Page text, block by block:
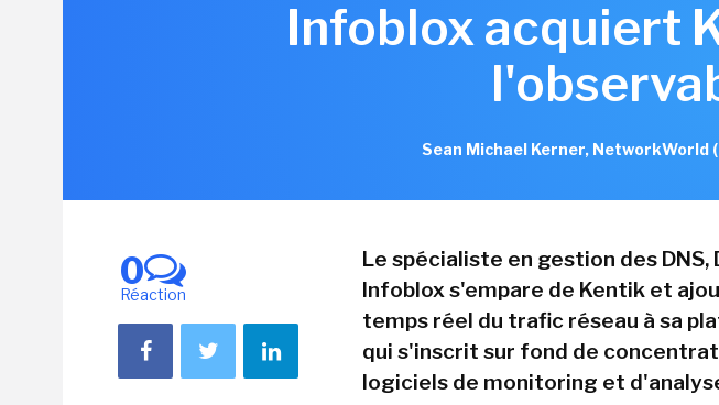
Infoblox acquiert
Sean Michael Kerner, NetworkWorld
0
Réaction
Le spécialiste en gestion des DNS,
Infoblox s'empare de Kentik et
temps réel du trafic réseau à sa
qui s'inscrit sur fond de
logiciels de monitoring et